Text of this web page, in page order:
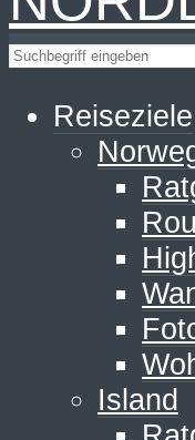
Reiseziele
Island